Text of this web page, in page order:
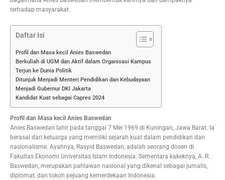
terhadap masyarakat.
Daftar Isi
Profil dan Masa kecil Anies Baswedan
Berkuliah di UGM dan Aktif dalam Organisasi Kampus
Terjun ke Dunia Politik
Ditunjuk Menjadi Menteri Pendidikan dan Kebudayaan
Menjadi Gubernur DKI Jakarta
Kandidat Kuat sebagai Capres 2024
Profil dan Masa kecil Anies Baswedan
Anies Baswedan lahir pada tanggal 7 Mei 1969 di Kuningan, Jawa Barat. Ia
berasal dari keluarga yang memiliki sejarah kuat dalam pendidikan dan
nasionalisme. Ayahnya, Rasyid Baswedan, adalah seorang dosen di
Fakultas Ekonomi Universitas Islam Indonesia. Sementara kakeknya, A. R.
Baswedan, merupakan pahlawan nasional yang dikenal sebagai jurnalis,
diplomat, dan tokoh pejuang kemerdekaan Indonesia.